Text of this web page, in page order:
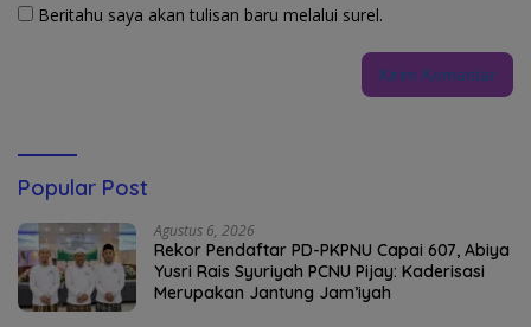
Beritahu saya akan tulisan baru melalui surel.
Popular Post
Agustus 6, 2026
Rekor Pendaftar PD-PKPNU Capai 607, Abiya
Yusri Rais Syuriyah PCNU Pijay: Kaderisasi
Merupakan Jantung Jam’iyah